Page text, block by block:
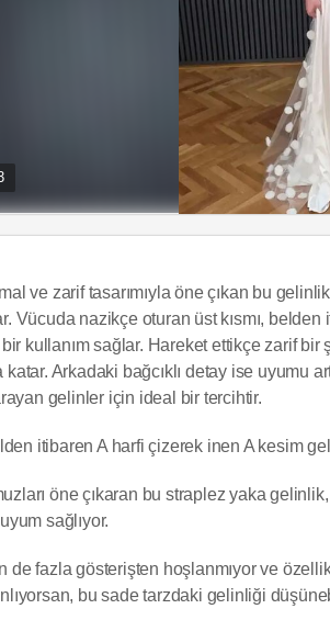
ve zarif tasarımıyla öne çıkan bu
Vücuda nazikçe oturan üst kısmı,
bir kullanım sağlar. Hareket ettikçe zarif
katar. Arkadaki bağcıklı detay ise uyumu
gelinler için ideal bir tercihtir.
itibaren A harfi çizerek inen A kesim
öne çıkaran bu straplez yaka
sağlıyor.
de fazla gösterişten hoşlanmıyor ve
bu sade tarzdaki gelinliği